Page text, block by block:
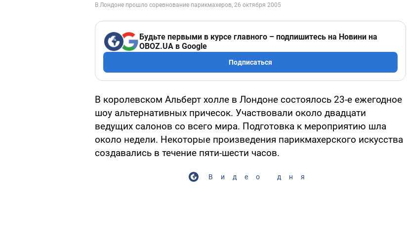
Будьте первыми в курсе главного – подпишитесь на Новини на
OBOZ.UA в Google
Подписаться
В королевском Альберт холле в Лондоне состоялось 23-е ежегодное
шоу альтернативных причесок. Участвовали около двадцати
ведущих салонов со всего мира. Подготовка к мероприятию шла
около недели. Некоторые произведения парикмахерского искусства
создавались в течение пяти-шести часов.
Видео дня